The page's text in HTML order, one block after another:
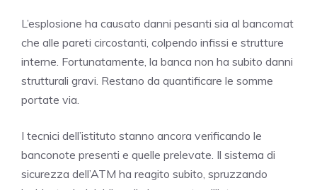
L’esplosione ha causato danni pesanti sia al bancomat
che alle pareti circostanti, colpendo infissi e strutture
interne. Fortunatamente, la banca non ha subito danni
strutturali gravi. Restano da quantificare le somme
portate via.
I tecnici dell’istituto stanno ancora verificando le
banconote presenti e quelle prelevate. Il sistema di
sicurezza dell’ATM ha reagito subito, spruzzando